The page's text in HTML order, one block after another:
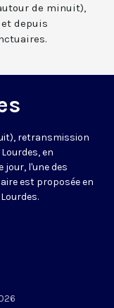
de minuit),
depuis
retransmission
en
jour, l'une des
est proposée en